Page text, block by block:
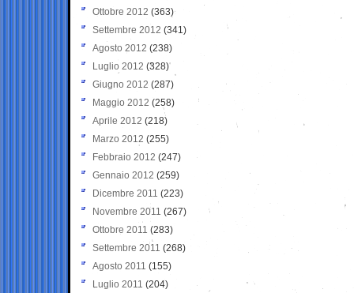
Ottobre 2012 (363)
Settembre 2012 (341)
Agosto 2012 (238)
Luglio 2012 (328)
Giugno 2012 (287)
Maggio 2012 (258)
Aprile 2012 (218)
Marzo 2012 (255)
Febbraio 2012 (247)
Gennaio 2012 (259)
Dicembre 2011 (223)
Novembre 2011 (267)
Ottobre 2011 (283)
Settembre 2011 (268)
Agosto 2011 (155)
Luglio 2011 (204)